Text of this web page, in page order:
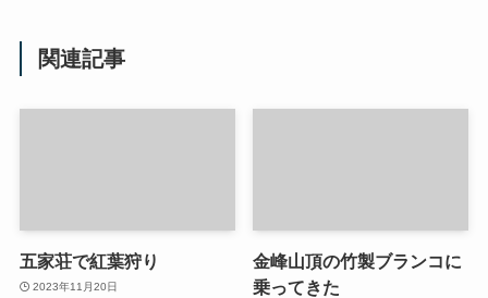
関連記事
五家荘で紅葉狩り
2023年11月20日
金峰山頂の竹製ブランコに
乗ってきた